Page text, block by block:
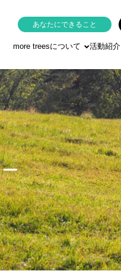
more treesについて 活動紹介
あなたにできること